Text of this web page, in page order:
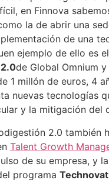
en Finnova
la de abrir una
de una
ejemplo de ello es
de Global Omnium
1 millón de euros, 4
nuevas tecnologías
y la mitigación del
2.0 también
Talent Growth
de su empresa, y
programa